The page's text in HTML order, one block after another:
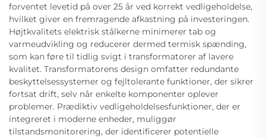
forventet levetid på over 25 år ved korrekt vedligeholdelse,
hvilket giver en fremragende afkastning på investeringen.
Højtkvalitets elektrisk stålkerne minimerer tab og
varmeudvikling og reducerer dermed termisk spænding,
som kan føre til tidlig svigt i transformatorer af lavere
kvalitet. Transformatorens design omfatter redundante
beskyttelsessystemer og fejltolerante funktioner, der sikrer
fortsat drift, selv når enkelte komponenter oplever
problemer. Prædiktiv vedligeholdelsesfunktioner, der er
integreret i moderne enheder, muliggør
tilstandsmonitorering, der identificerer potentielle